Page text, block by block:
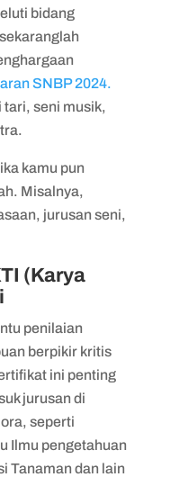
bidang
SNBP 2024.
tari, seni musik,
kamu pun
Misalnya,
jurusan seni,
(Karya
penilaian
berpikir kritis
ini penting
jurusan di
seperti
Ilmu pengetahuan
Tanaman dan lain